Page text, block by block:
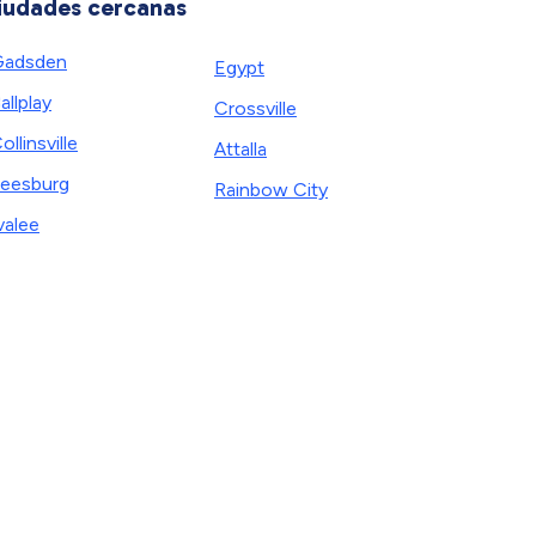
cercanas
Egypt
Crossville
Attalla
Rainbow City